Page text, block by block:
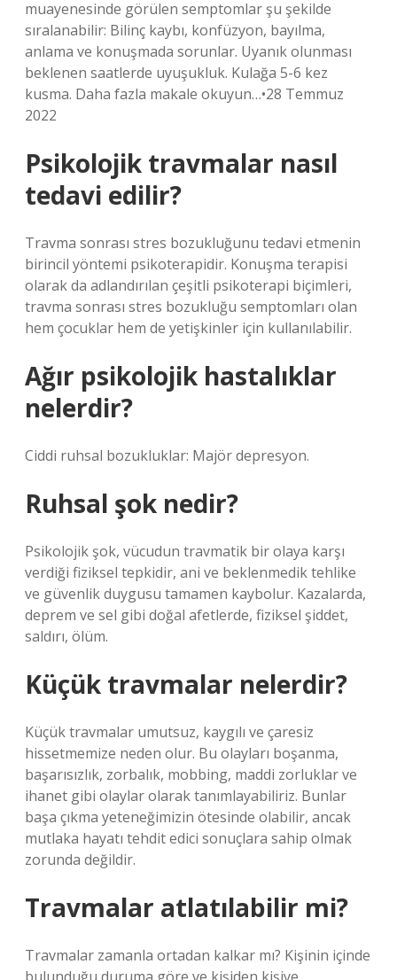
muayenesinde görülen semptomlar şu şekilde
sıralanabilir: Bilinç kaybı, konfüzyon, bayılma,
anlama ve konuşmada sorunlar. Uyanık olunması
beklenen saatlerde uyuşukluk. Kulağa 5-6 kez
kusma. Daha fazla makale okuyun…•28 Temmuz
2022
Psikolojik travmalar nasıl
tedavi edilir?
Travma sonrası stres bozukluğunu tedavi etmenin
birincil yöntemi psikoterapidir. Konuşma terapisi
olarak da adlandırılan çeşitli psikoterapi biçimleri,
travma sonrası stres bozukluğu semptomları olan
hem çocuklar hem de yetişkinler için kullanılabilir.
Ağır psikolojik hastalıklar
nelerdir?
Ciddi ruhsal bozukluklar: Majör depresyon.
Ruhsal şok nedir?
Psikolojik şok, vücudun travmatik bir olaya karşı
verdiği fiziksel tepkidir, ani ve beklenmedik tehlike
ve güvenlik duygusu tamamen kaybolur. Kazalarda,
deprem ve sel gibi doğal afetlerde, fiziksel şiddet,
saldırı, ölüm.
Küçük travmalar nelerdir?
Küçük travmalar umutsuz, kaygılı ve çaresiz
hissetmemize neden olur. Bu olayları boşanma,
başarısızlık, zorbalık, mobbing, maddi zorluklar ve
ihanet gibi olaylar olarak tanımlayabiliriz. Bunlar
başa çıkma yeteneğimizin ötesinde olabilir, ancak
mutlaka hayatı tehdit edici sonuçlara sahip olmak
zorunda değildir.
Travmalar atlatılabilir mi?
Travmalar zamanla ortadan kalkar mı? Kişinin içinde